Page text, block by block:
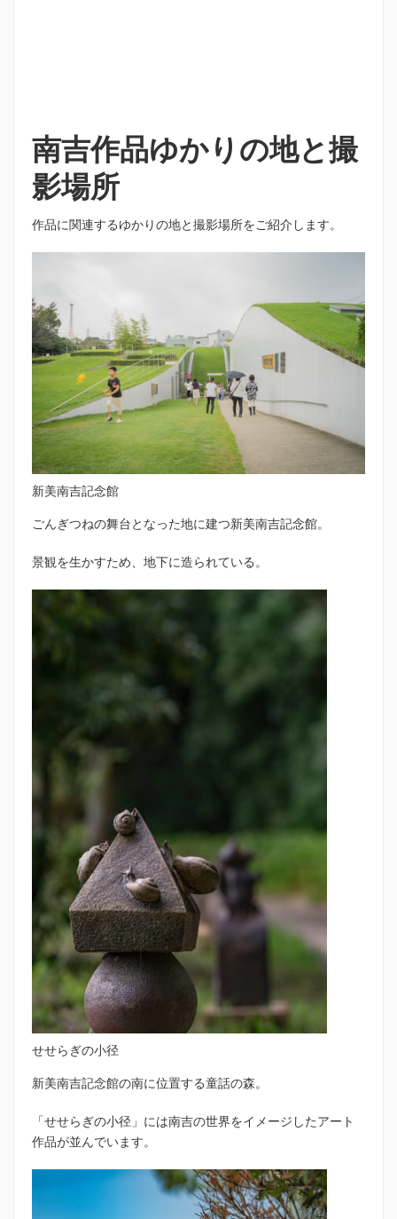
南吉作品ゆかりの地と撮
影場所
作品に関連するゆかりの地と撮影場所をご紹介します。
新美南吉記念館
ごんぎつねの舞台となった地に建つ新美南吉記念館。
景観を生かすため、地下に造られている。
せせらぎの小径
新美南吉記念館の南に位置する童話の森。
「せせらぎの小径」には南吉の世界をイメージしたアート
作品が並んでいます。